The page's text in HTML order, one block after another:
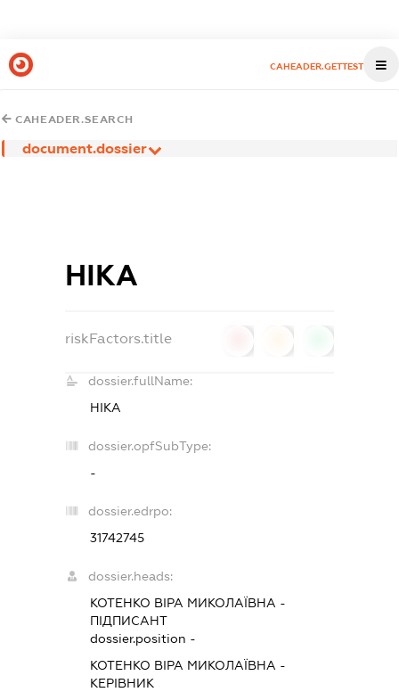
CAHEADER.GETTEST
CAHEADER.SEARCH
document.dossier
НІКА
riskFactors.title
dossier.fullName:
НІКА
dossier.opfSubType:
-
dossier.edrpo:
31742745
dossier.heads:
КОТЕНКО ВІРА МИКОЛАЇВНА -
ПІДПИСАНТ
dossier.position -
КОТЕНКО ВІРА МИКОЛАЇВНА -
КЕРІВНИК